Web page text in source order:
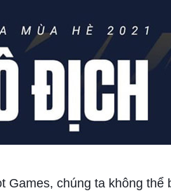
Games, chúng ta không